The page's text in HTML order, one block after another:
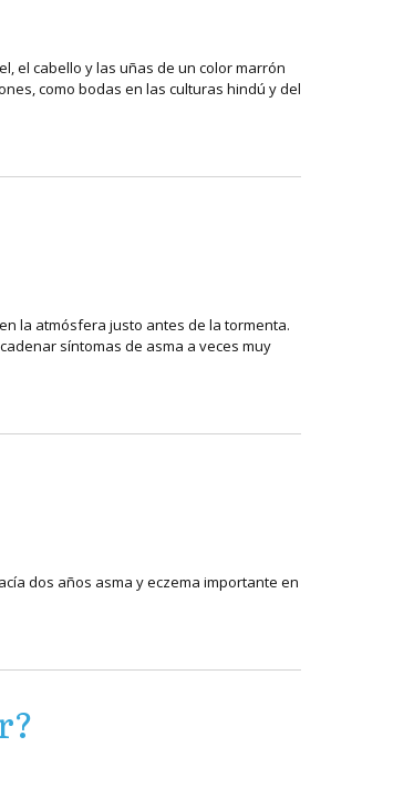
el cabello y las uñas de un color marrón
como bodas en las culturas hindú y del
la atmósfera justo antes de la tormenta.
síntomas de asma a veces muy
dos años asma y eczema importante en